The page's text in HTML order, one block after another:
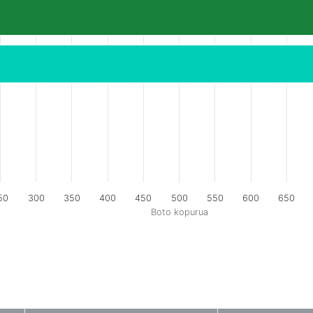
Boto kopurua
300 350 400 450 500 550 600 650